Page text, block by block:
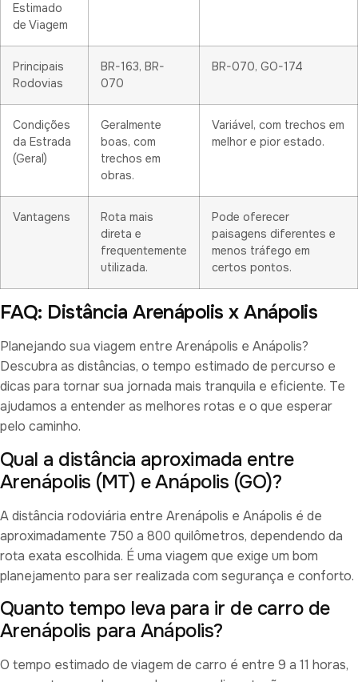
Estimado
de Viagem
Principais
Rodovias
BR-163, BR-
070
BR-070, GO-174
Condições
da Estrada
(Geral)
Geralmente
boas, com
trechos em
obras.
Variável, com trechos em
melhor e pior estado.
Vantagens
Rota mais
direta e
frequentemente
utilizada.
Pode oferecer
paisagens diferentes e
menos tráfego em
certos pontos.
FAQ: Distância Arenápolis x Anápolis
Planejando sua viagem entre Arenápolis e Anápolis?
Descubra as distâncias, o tempo estimado de percurso e
dicas para tornar sua jornada mais tranquila e eficiente. Te
ajudamos a entender as melhores rotas e o que esperar
pelo caminho.
Qual a distância aproximada entre
Arenápolis (MT) e Anápolis (GO)?
A distância rodoviária entre Arenápolis e Anápolis é de
aproximadamente 750 a 800 quilômetros, dependendo da
rota exata escolhida. É uma viagem que exige um bom
planejamento para ser realizada com segurança e conforto.
Quanto tempo leva para ir de carro de
Arenápolis para Anápolis?
O tempo estimado de viagem de carro é entre 9 a 11 horas,